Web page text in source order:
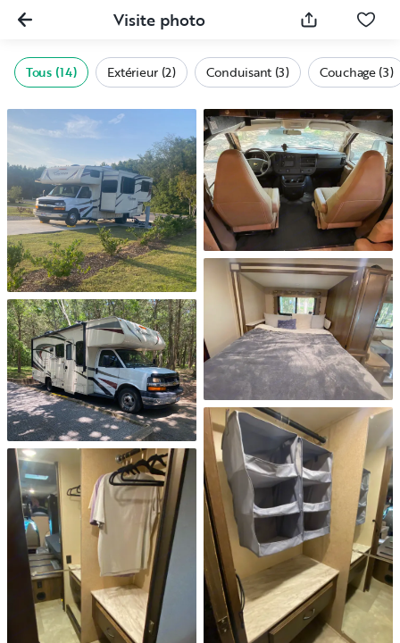
Visite photo
Tous (14) Extérieur (2) Conduisant (3) Couchage (3)